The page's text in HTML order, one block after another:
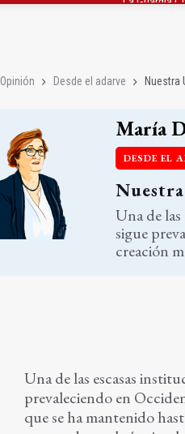
Opinión Desde el adarve Nuestra
María
DESDE EL
Una de
sigue
creación
Una de las escasas
prevaleciendo en
que se ha mantenido